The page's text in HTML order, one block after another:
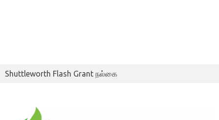
Shuttleworth Flash Grant நல்கை